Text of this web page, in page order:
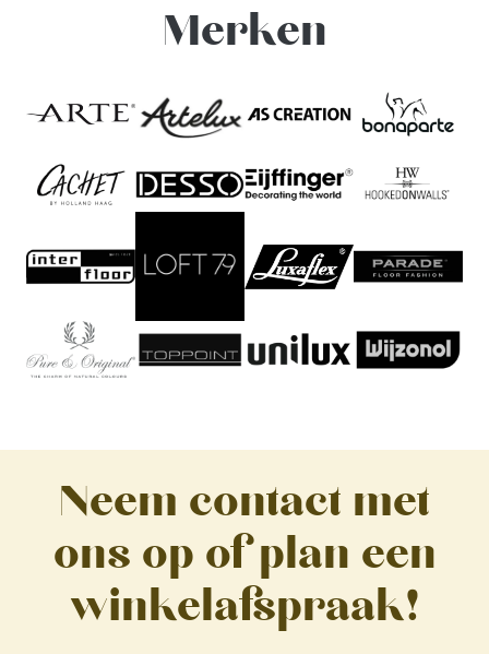
Merken
Neem contact met
ons op of plan een
winkelafspraak!